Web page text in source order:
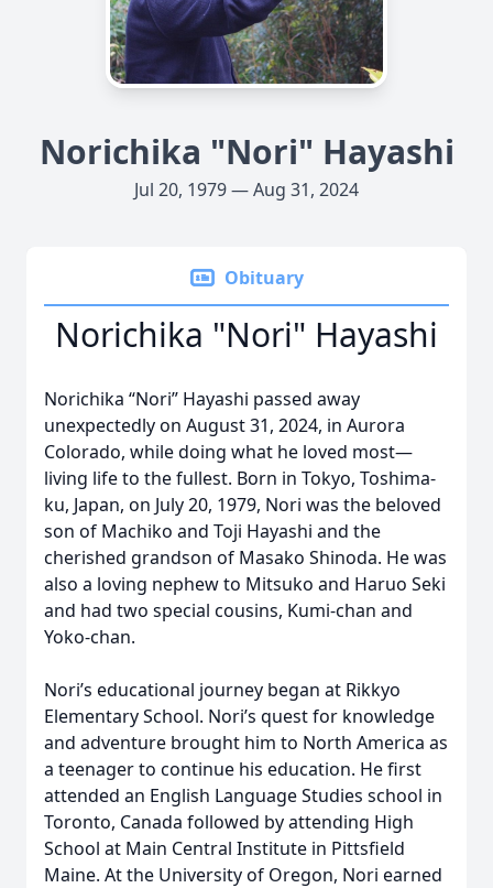
Norichika "Nori" Hayashi
Jul 20, 1979 — Aug 31, 2024
Obituary
Norichika "Nori" Hayashi
Norichika “Nori” Hayashi passed away
unexpectedly on August 31, 2024, in Aurora
Colorado, while doing what he loved most—
living life to the fullest. Born in Tokyo, Toshima-
ku, Japan, on July 20, 1979, Nori was the beloved
son of Machiko and Toji Hayashi and the
cherished grandson of Masako Shinoda. He was
also a loving nephew to Mitsuko and Haruo Seki
and had two special cousins, Kumi-chan and
Yoko-chan.
Nori’s educational journey began at Rikkyo
Elementary School. Nori’s quest for knowledge
and adventure brought him to North America as
a teenager to continue his education. He first
attended an English Language Studies school in
Toronto, Canada followed by attending High
School at Main Central Institute in Pittsfield
Maine. At the University of Oregon, Nori earned